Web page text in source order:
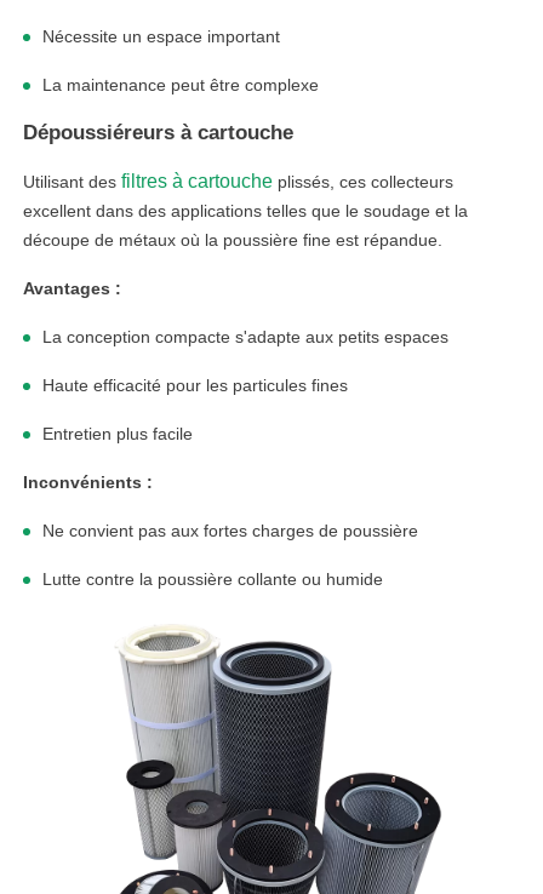
Nécessite un espace important
La maintenance peut être complexe
Dépoussiéreurs à cartouche
Utilisant desfiltres à cartouche plissés, ces collecteurs
excellent dans des applications telles que le soudage et la
découpe de métaux où la poussière fine est répandue.
Avantages :
La conception compacte s'adapte aux petits espaces
Haute efficacité pour les particules fines
Entretien plus facile
Inconvénients :
Ne convient pas aux fortes charges de poussière
Lutte contre la poussière collante ou humide